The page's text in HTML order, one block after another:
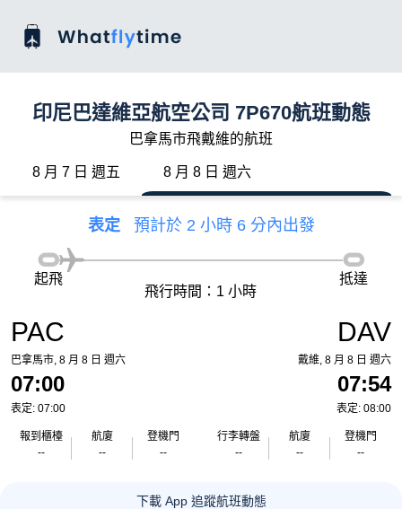
印尼巴達維亞航空公司 7P670航班動態
巴拿馬市飛戴維的航班
8 月 7 日 週五 8 月 8 日 週六
表定 預計於 2 小時 6 分內出發
PAC
巴拿馬市, 8 月 8 日 週六
07:00
表定: 07:00
報到櫃檯
--
航廈
--
登機門
--
起飛
飛行時間：1 小時
抵達
DAV
戴維, 8 月 8 日 週六
07:54
表定: 08:00
行李轉盤
--
航廈
--
登機門
--
下載 App 追蹤航班動態